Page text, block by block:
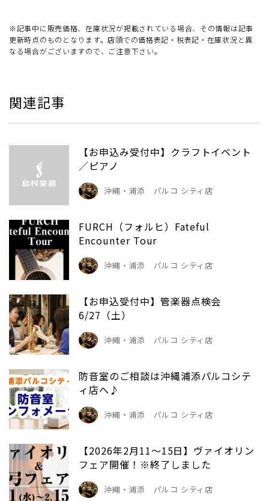
※記事中に販売価格、在庫状況が掲載されている場合、その情報は記事
更新時点のものとなります。店頭での価格表記・税表記・在庫状況と異
なる場合がございますので、ご注意下さい。
関連記事
【お申込み受付中】クラフトイベント
／ピアノ
沖縄・浦添 パルコ シティ店
FURCH（フォルヒ）Fateful
Encounter Tour
沖縄・浦添 パルコ シティ店
【お申込受付中】管楽器点検会
6/27（土）
沖縄・浦添 パルコ シティ店
防音室のご相談は沖縄浦添パルコシテ
ィ店へ♪
沖縄・浦添 パルコ シティ店
【2026年2月11～15日】ヴァイオリン
フェア開催！※終了しました
沖縄・浦添 パルコ シティ店